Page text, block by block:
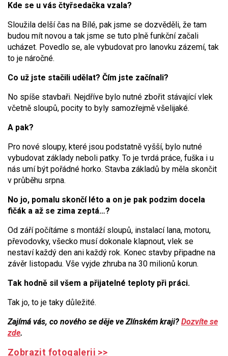
Kde se u vás čtyřsedačka vzala?
Sloužila delší čas na Bílé, pak jsme se dozvěděli, že tam
budou mít novou a tak jsme se tuto plně funkční začali
ucházet. Povedlo se, ale vybudovat pro lanovku zázemí, tak
to je náročné.
Co už jste stačili udělat? Čím jste začínali?
No spíše stavbaři. Nejdříve bylo nutné zbořit stávající vlek
včetně sloupů, pocity to byly samozřejmě všelijaké.
A pak?
Pro nové sloupy, které jsou podstatně vyšší, bylo nutné
vybudovat základy neboli patky. To je tvrdá práce, fuška i u
nás umí být pořádné horko. Stavba základů by měla skončit
v průběhu srpna.
No jo, pomalu skončí léto a on je pak podzim docela
fičák a až se zima zeptá…?
Od září počítáme s montáží sloupů, instalací lana, motoru,
převodovky, všecko musí dokonale klapnout, vlek se
nestaví každý den ani každý rok. Konec stavby připadne na
závěr listopadu. Vše vyjde zhruba na 30 milionů korun.
Tak hodně sil všem a přijatelné teploty při práci.
Tak jo, to je taky důležité.
Zajímá vás, co nového se děje ve Zlínském kraji? Dozvíte se
zde.
Zobrazit fotogalerii >>